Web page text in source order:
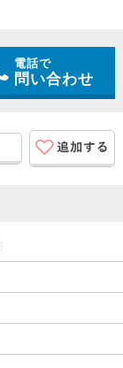
電話で
問い合わせ